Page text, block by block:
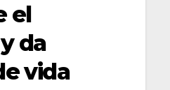
el
da
vida